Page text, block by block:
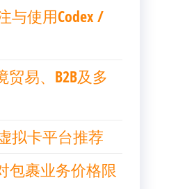
与使用Codex /
贸易、B2B及多
拟卡平台推荐
包裹业务价格限